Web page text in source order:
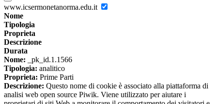
www.icsermonetanorma.edu.it
Nome
Tipologia
Proprieta
Descrizione
Durata
Nome: _pk_id.1.1566
Tipologia: analitico
Proprieta: Prime Parti
Descrizione: Questo nome di cookie è associato alla piattaforma di
analisi web open source Piwik. Viene utilizzato per aiutare i